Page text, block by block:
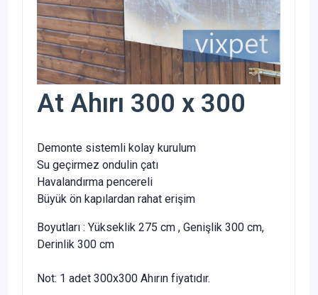
At Ahırı 300 x 300
Demonte sistemli kolay kurulum
Su geçirmez ondulin çatı
Havalandırma pencereli
Büyük ön kapılardan rahat erişim
Boyutları : Yükseklik 275 cm , Genişlik 300 cm,
Derinlik 300 cm
Not: 1 adet 300x300 Ahırın fiyatıdır.